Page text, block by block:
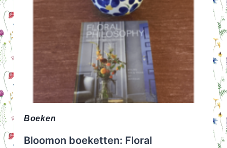
Boeken
Bloomon boeketten: Floral